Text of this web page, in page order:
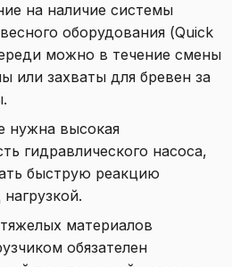
на наличие системы
оборудования (Quick
можно в течение смены
или захваты для бревен за
нужна высокая
гидравлического насоса,
быструю реакцию
материалов
обязателен